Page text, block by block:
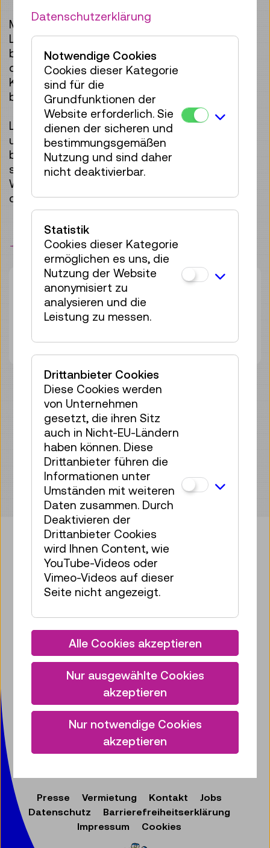
Marie Curie, Ada Lovelace, Margarete Schütte-
Lihotzky – sie und viele andere Frauen haben
bahnbrechende Pionierarbeit geleistet und
durch ihre Arbeit, ihr Wissen und ihre
Kreativität viel zur Technikgeschichte
beigetragen.
Lange blieben die Leistungen von Frauen
unsichtbar, oft standen sie im Schatten ihrer
berühmten Brüder, Väter oder Ehemänner. Wir
stellen Leben und Schaffen von
Wissenschaftlerinnen und Technikerinnen in
den Fokus.
Merken
Dauer:45min
Gruppengröße:25
Erwachsene € 5,50
Pauschale unter 15 Personen:€ 82,50
Termin anfragen
Bringen Sie etwas Technik in Ihr
Postfach!
Facebook
Instagram
Pinterest
YouTube
LinkedIn
Bluesky
Technisches Museum Wien
mit Österreichischer Mediathek
Mariahilfer Straße 212
1140 Wien
+ 43 1 899 98-0
museumsbox@tmw.at
Presse Vermietung Kontakt
Jobs
Datenschutz
Barrierefreiheitserklärung
Impressum
Cookies
Datenschutzerklärung
Notwendige Cookies
Cookies dieser Kategorie
sind für die
Grundfunktionen der
Website erforderlich. Sie
dienen der sicheren und
bestimmungsgemäßen
Nutzung und sind daher
nicht deaktivierbar.
Statistik
Cookies dieser Kategorie
ermöglichen es uns, die
Nutzung der Website
anonymisiert zu
analysieren und die
Leistung zu messen.
Drittanbieter Cookies
Diese Cookies werden
von Unternehmen
gesetzt, die ihren Sitz
auch in Nicht-EU-Ländern
haben können. Diese
Drittanbieter führen die
Informationen unter
Umständen mit weiteren
Daten zusammen. Durch
Deaktivieren der
Drittanbieter Cookies
wird Ihnen Content, wie
YouTube-Videos oder
Vimeo-Videos auf dieser
Seite nicht angezeigt.
Alle Cookies akzeptieren
Nur ausgewählte Cookies
akzeptieren
Nur notwendige Cookies
akzeptieren